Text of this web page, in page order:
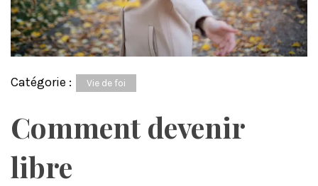
Catégorie : Vie de foi
Comment devenir
libre